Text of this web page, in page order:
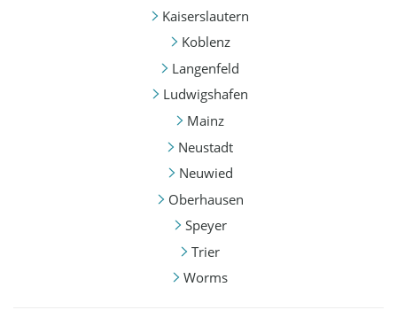
Kaiserslautern
Koblenz
Langenfeld
Ludwigshafen
Mainz
Neustadt
Neuwied
Oberhausen
Speyer
Trier
Worms